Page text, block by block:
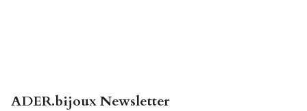
ADER.bijoux Newsletter